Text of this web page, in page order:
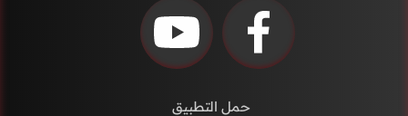
حمل التطبيق